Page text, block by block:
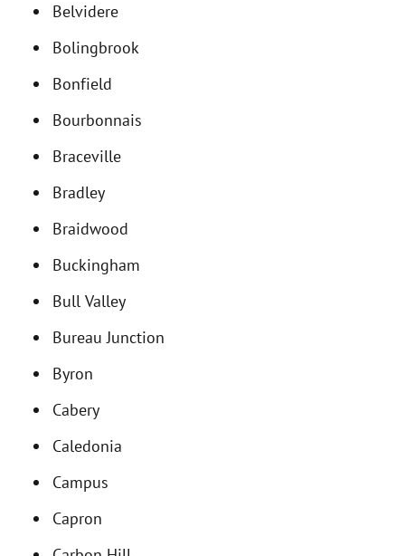
Belvidere
Bolingbrook
Bonfield
Bourbonnais
Braceville
Bradley
Braidwood
Buckingham
Bull Valley
Bureau Junction
Byron
Cabery
Caledonia
Campus
Capron